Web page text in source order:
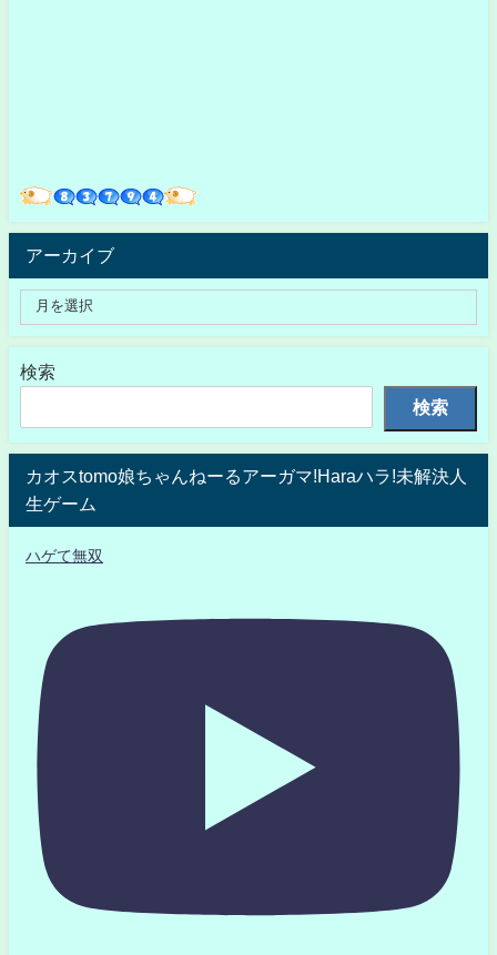
アーカイブ
検索
検索
カオスtomo娘ちゃんねーるアーガマ!Haraハラ!未解決人
生ゲーム
ハゲて無双